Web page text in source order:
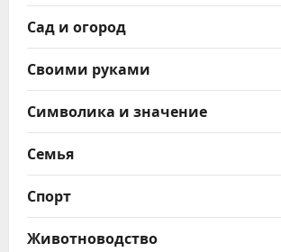
Сад и огород
Своими руками
Символика и значение
Семья
Спорт
Животноводство